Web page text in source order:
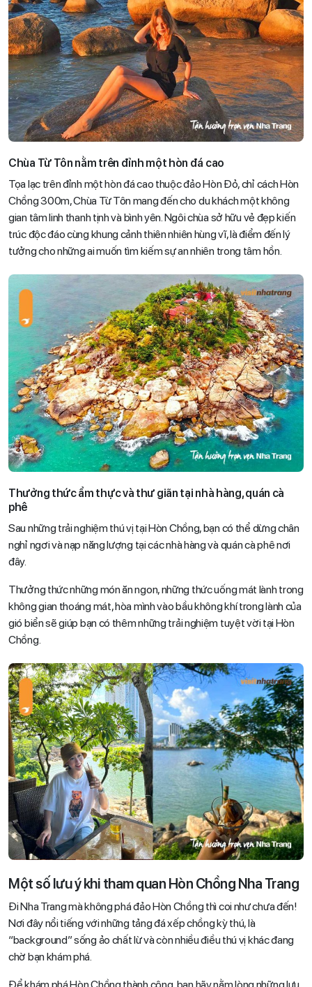
Chùa Từ Tôn nằm trên đỉnh một hòn đá cao
Tọa lạc trên đỉnh một hòn đá cao thuộc đảo Hòn Đỏ, chỉ cách Hòn
Chồng 300m, Chùa Từ Tôn mang đến cho du khách một không
gian tâm linh thanh tịnh và bình yên. Ngôi chùa sở hữu vẻ đẹp kiến
trúc độc đáo cùng khung cảnh thiên nhiên hùng vĩ, là điểm đến lý
tưởng cho những ai muốn tìm kiếm sự an nhiên trong tâm hồn.
Thưởng thức ẩm thực và thư giãn tại nhà hàng, quán cà
phê
Sau những trải nghiệm thú vị tại Hòn Chồng, bạn có thể dừng chân
nghỉ ngơi và nạp năng lượng tại các nhà hàng và quán cà phê nơi
đây.
Thưởng thức những món ăn ngon, những thức uống mát lành trong
không gian thoáng mát, hòa mình vào bầu không khí trong lành của
gió biển sẽ giúp bạn có thêm những trải nghiệm tuyệt vời tại Hòn
Chồng.
Một số lưu ý khi tham quan Hòn Chồng Nha Trang
Đi Nha Trang mà không phá đảo Hòn Chồng thì coi như chưa đến!
Nơi đây nổi tiếng với những tảng đá xếp chồng kỳ thú, là
“background” sống ảo chất lừ và còn nhiều điều thú vị khác đang
chờ bạn khám phá.
Để khám phá Hòn Chồng thành công, bạn hãy nằm lòng những lưu